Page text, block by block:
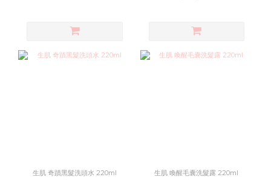
生肌 奇蹟黑髮洗頭水 220ml 生肌 喚醒毛囊洗髮露 220ml